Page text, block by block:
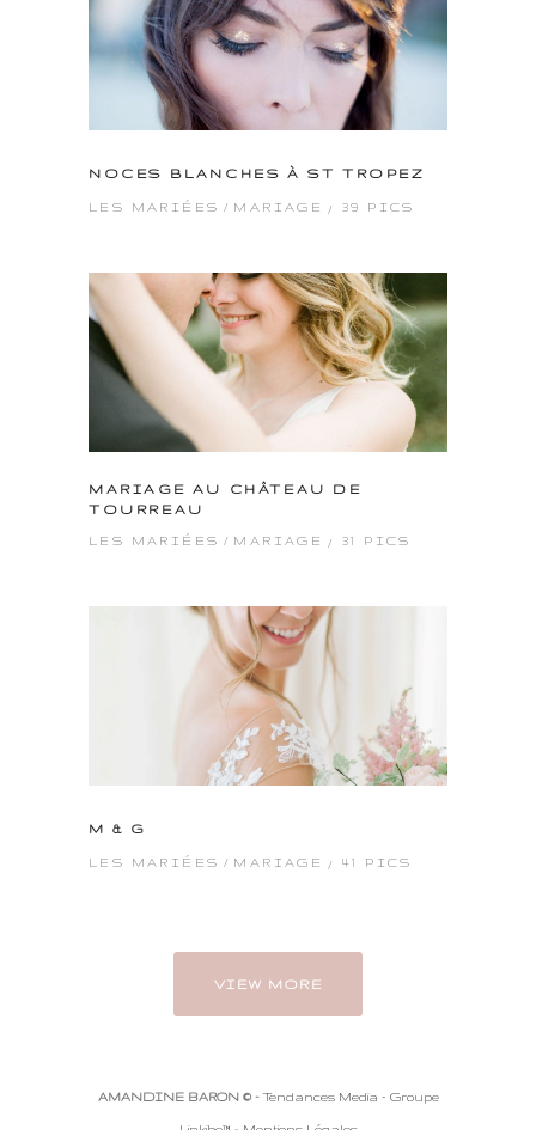
NOCES BLANCHES À ST TROPEZ
LES MARIÉES MARIAGE 39 PICS
MARIAGE AU CHÂTEAU DE
TOURREAU
LES MARIÉES MARIAGE 31 PICS
M & G
LES MARIÉES MARIAGE 41 PICS
VIEW MORE
AMANDINE BARON © -Tendances Media - Groupe